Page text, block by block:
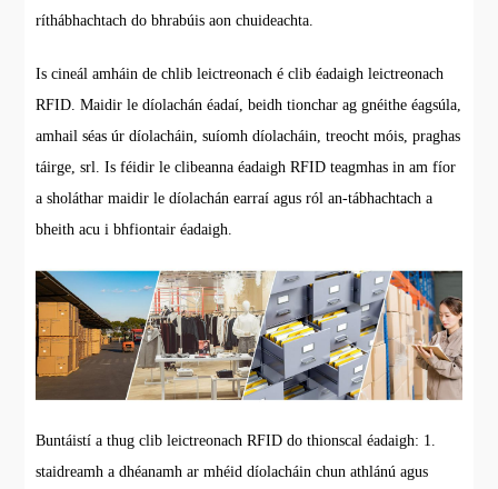
ríthábhachtach do bhrabúis aon chuideachta.
Is cineál amháin de chlib leictreonach é clib éadaigh leictreonach
RFID. Maidir le díolachán éadaí, beidh tionchar ag gnéithe éagsúla,
amhail séas úr díolacháin, suíomh díolacháin, treocht móis, praghas
táirge, srl. Is féidir le clibeanna éadaigh RFID teagmhas in am fíor
a sholáthar maidir le díolachán earraí agus ról an-tábhachtach a
bheith acu i bhfiontair éadaigh.
Buntáistí a thug clib leictreonach RFID do thionscal éadaigh: 1.
staidreamh a dhéanamh ar mhéid díolacháin chun athlánú agus